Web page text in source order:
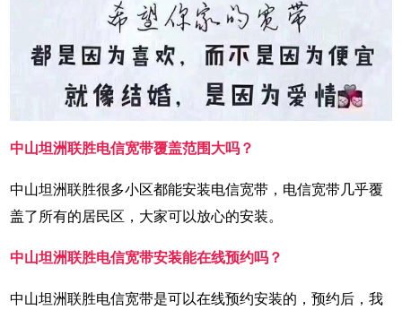
中山坦洲联胜电信宽带覆盖范围大吗？
中山坦洲联胜很多小区都能安装电信宽带，电信宽带几乎覆
盖了所有的居民区，大家可以放心的安装。
中山坦洲联胜电信宽带安装能在线预约吗？
中山坦洲联胜电信宽带是可以在线预约安装的，预约后，我